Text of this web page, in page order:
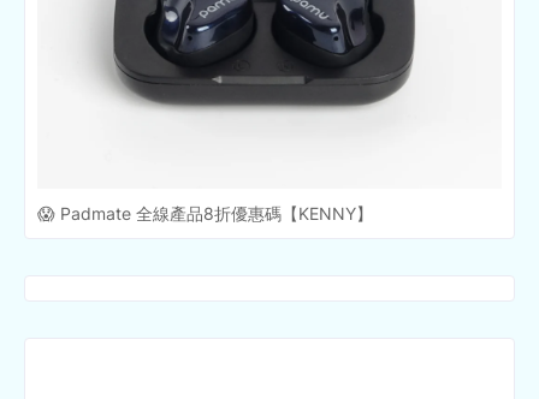
😱 Padmate 全線產品8折優惠碼【KENNY】